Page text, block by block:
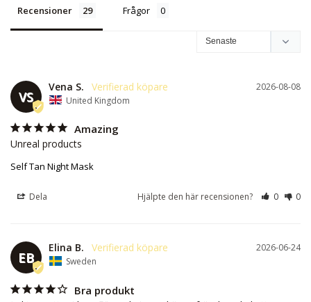
Recensioner Frågor
VS
2026-08-08
Vena S.
United Kingdom
Amazing
Unreal products
Self Tan Night Mask
Dela Hjälpte den här recensionen? 0 0
EB
2026-06-24
Elina B.
Sweden
Bra produkt